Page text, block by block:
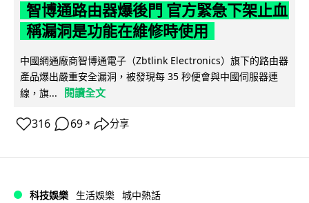
智博通路由器爆後門 官方緊急下架止血
稱漏洞是功能在維修時使用
中國網通廠商智博通電子（Zbtlink Electronics）旗下的路由器
產品爆出嚴重安全漏洞，被發現每 35 秒便會與中國伺服器連
線，旗...
閱讀全文
316 69 ↗ 分享
科技娛樂 生活娛樂 城中熱話